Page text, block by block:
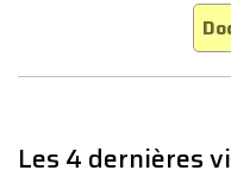
Les 4 dernières